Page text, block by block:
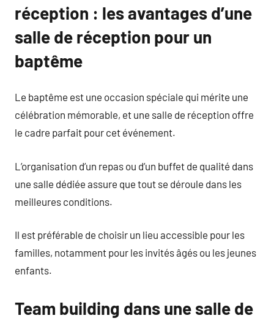
réception : les avantages d’une
salle de réception pour un
baptême
Le baptême est une occasion spéciale qui mérite une
célébration mémorable, et une salle de réception offre
le cadre parfait pour cet événement.
L’organisation d’un repas ou d’un buffet de qualité dans
une salle dédiée assure que tout se déroule dans les
meilleures conditions.
Il est préférable de choisir un lieu accessible pour les
familles, notamment pour les invités âgés ou les jeunes
enfants.
Team building dans une salle de